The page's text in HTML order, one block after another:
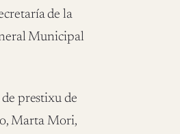
de la
Municipal
prestixu de
Marta Mori,